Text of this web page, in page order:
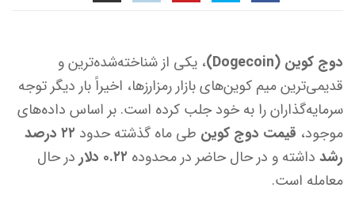
دوج کوین (Dogecoin)
، یکی از شناخته‌شده‌ترین و
قدیمی‌ترین میم‌ کوین‌های بازار رمزارزها، اخیراً بار دیگر توجه
سرمایه‌گذاران را به خود جلب کرده است. بر اساس داده‌های
موجود، قیمت دوج کوین طی ماه گذشته حدود
۲۲ درصد
رشد داشته و در حال حاضر در محدوده ۰.۲۲ دلار
در حال
معامله است.